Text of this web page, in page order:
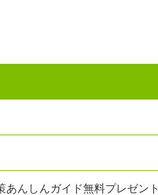
あんしんガイド無料プレゼント